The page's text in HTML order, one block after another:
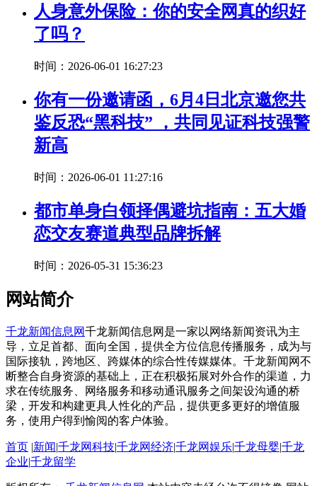
人身意外保险：你的安全网真的织好
了吗？
时间：2026-06-01 16:27:23
你有一份邀请函，6月4日北京邀您共
鉴反恐“黑科技” ，共同见证科技强警
新高
时间：2026-06-01 11:27:16
都市单身白领择偶避坑指南：五大婚
恋交友赛道典型品牌拆解
时间：2026-05-31 15:36:23
网站简介
千龙新闻信息网千龙新闻信息网是一家以网络新闻资讯为主
导，立足首都、面向全国，提供全方位信息传播服务，成为与
国际接轨，跨地区、跨媒体的综合性传媒媒体。千龙新闻网不
断整合自身资源的基础上，正在积极拓展对外合作的渠道，力
求在传统服务、网络服务和移动通讯服务之间架设沟通的桥
梁，开发和构建更具人性化的产品，提供更多更好的增值服
务，使用户得到愉阅的客户体验。
首页 |新闻|千龙网科技|千龙网经济|千龙网娱乐|千龙母婴|千龙
企业|千龙留学